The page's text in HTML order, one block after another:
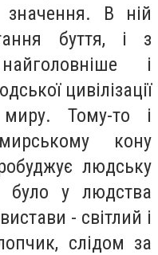
значення. В ній
буття, і з
і
цивілізації
Тому-то і
кону
людську
було у людства
- світлий і
слідом за